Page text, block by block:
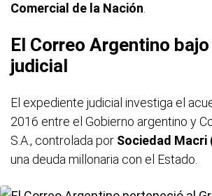
Comercial de la Nación
El Correo Argentino
judicial
El expediente judicial investiga el
2016 entre el Gobierno argentino y
S.A., controlada por Sociedad Macri
una deuda millonaria con el Estado.